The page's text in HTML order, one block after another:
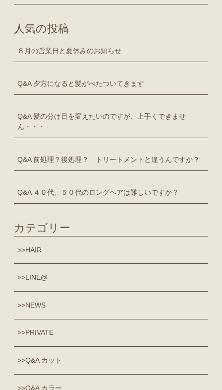
人気の投稿
８月の営業日と夏休みのお知らせ
Q&A 夕方になると髪がべたついてきます
Q&A 髪の分け目を変えたいのですが、上手くできませ
ん・・・
Q&A 前処理？後処理？ トリートメントと違うんですか？
Q&A ４０代、５０代のロングヘアは難しいですか？
カテゴリー
HAIR
LINE@
NEWS
PRIVATE
Q&A カット
Q&A カラー